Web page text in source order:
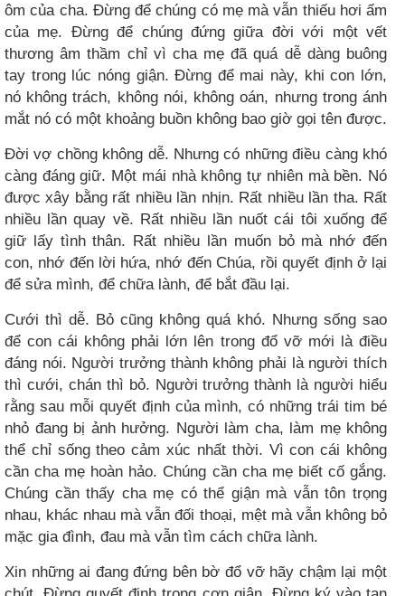
ôm của cha. Đừng để chúng có mẹ mà vẫn thiếu hơi ấm
của mẹ. Đừng để chúng đứng giữa đời với một vết
thương âm thầm chỉ vì cha mẹ đã quá dễ dàng buông
tay trong lúc nóng giận. Đừng để mai này, khi con lớn,
nó không trách, không nói, không oán, nhưng trong ánh
mắt nó có một khoảng buồn không bao giờ gọi tên được.
Đời vợ chồng không dễ. Nhưng có những điều càng khó
càng đáng giữ. Một mái nhà không tự nhiên mà bền. Nó
được xây bằng rất nhiều lần nhịn. Rất nhiều lần tha. Rất
nhiều lần quay về. Rất nhiều lần nuốt cái tôi xuống để
giữ lấy tình thân. Rất nhiều lần muốn bỏ mà nhớ đến
con, nhớ đến lời hứa, nhớ đến Chúa, rồi quyết định ở lại
để sửa mình, để chữa lành, để bắt đầu lại.
Cưới thì dễ. Bỏ cũng không quá khó. Nhưng sống sao
để con cái không phải lớn lên trong đổ vỡ mới là điều
đáng nói. Người trưởng thành không phải là người thích
thì cưới, chán thì bỏ. Người trưởng thành là người hiểu
rằng sau mỗi quyết định của mình, có những trái tim bé
nhỏ đang bị ảnh hưởng. Người làm cha, làm mẹ không
thể chỉ sống theo cảm xúc nhất thời. Vì con cái không
cần cha mẹ hoàn hảo. Chúng cần cha mẹ biết cố gắng.
Chúng cần thấy cha mẹ có thể giận mà vẫn tôn trọng
nhau, khác nhau mà vẫn đối thoại, mệt mà vẫn không bỏ
mặc gia đình, đau mà vẫn tìm cách chữa lành.
Xin những ai đang đứng bên bờ đổ vỡ hãy chậm lại một